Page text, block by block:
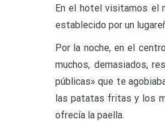
En el hotel visitamos el
establecido por un
Por la noche, en el
muchos, demasiados,
públicas» que te
las patatas fritas y los
ofrecía la paella.